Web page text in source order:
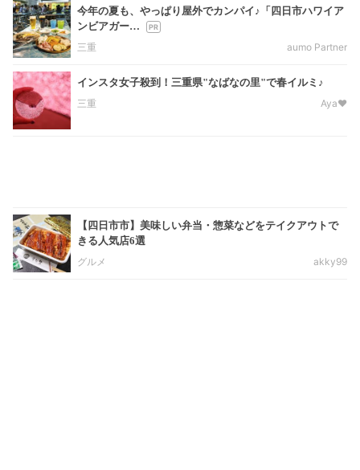
今年の夏も、やっぱり屋外でカンパイ♪「四日市ハワイア
ンビアガー…
三重
aumo Partner
インスタ女子殺到！三重県"なばなの里"で春イルミ♪
三重
Aya❤︎
【四日市市】美味しい弁当・惣菜などをテイクアウトで
きる人気店6選
グルメ
akky99